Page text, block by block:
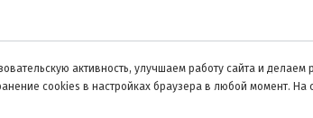
активность, улучшаем работу сайта и делаем
cookies в настройках браузера в любой момент. На